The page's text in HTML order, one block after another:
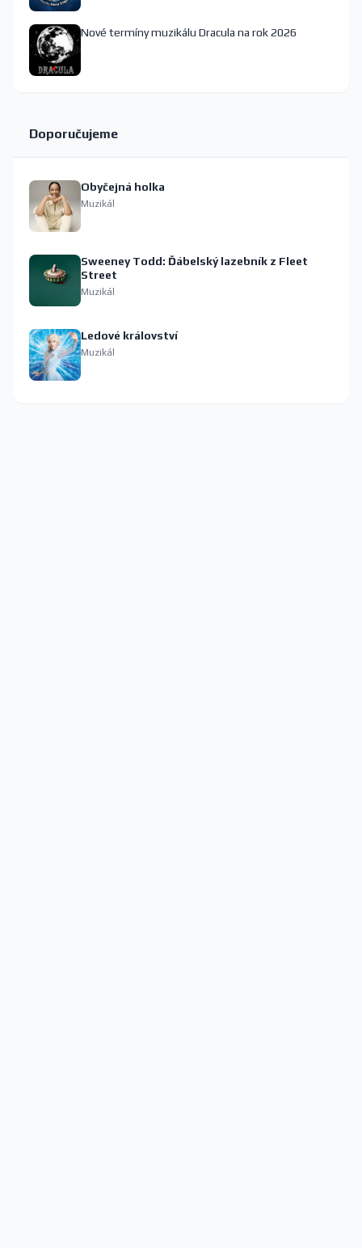
Nové termíny muzikálu Dracula na rok 2026
Doporučujeme
Obyčejná holka
Muzikál
Sweeney Todd: Ďábelský lazebník z Fleet
Street
Muzikál
Ledové království
Muzikál